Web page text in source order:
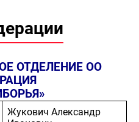
ОТДЕЛЕНИЕ OO
Жукович Александр